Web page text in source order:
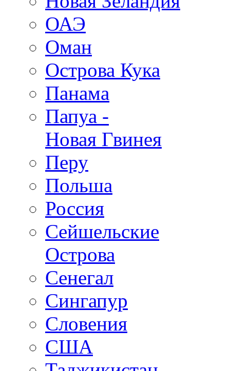
ОАЭ
Оман
Острова Кука
Панама
Папуа -
Новая Гвинея
Перу
Польша
Россия
Сейшельские
Острова
Сенегал
Сингапур
Словения
США